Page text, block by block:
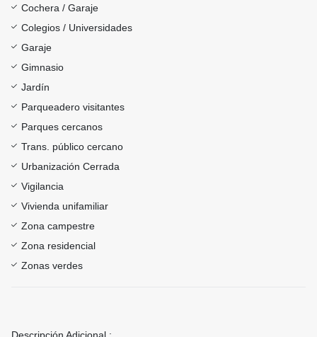
Cochera / Garaje
Colegios / Universidades
Garaje
Gimnasio
Jardín
Parqueadero visitantes
Parques cercanos
Trans. público cercano
Urbanización Cerrada
Vigilancia
Vivienda unifamiliar
Zona campestre
Zona residencial
Zonas verdes